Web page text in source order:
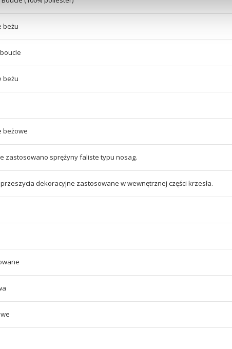
beżu
beżu
beżowe
zastosowano sprężyny faliste typu nosag.
dekoracyjne zastosowane w wewnętrznej części krzesła.